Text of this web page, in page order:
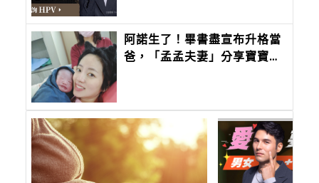
阿諾生了！畢書盡宣布升格當
爸，「孟孟夫妻」分享寶寶性